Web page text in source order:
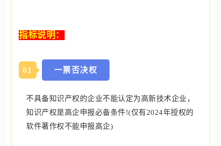
指标说明：
01 一票否决权
不具备知识产权的企业不能认定为高新技术企业，
知识产权是高企申报必备条件!(仅有2024年授权的
软件著作权不能申报高企)